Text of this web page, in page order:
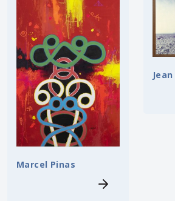
Marcel Pinas